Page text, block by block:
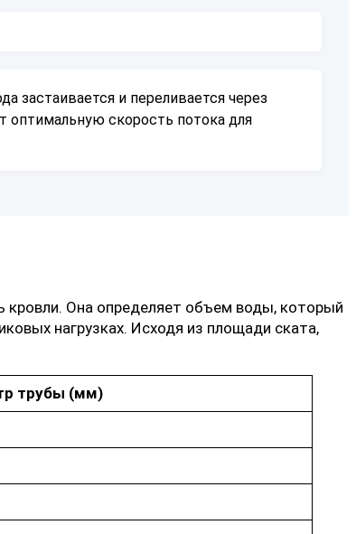
и переливается через
оптимальную скорость потока для
кровли. Она определяет объем воды, который
нагрузках. Исходя из площади ската,
трубы (мм)